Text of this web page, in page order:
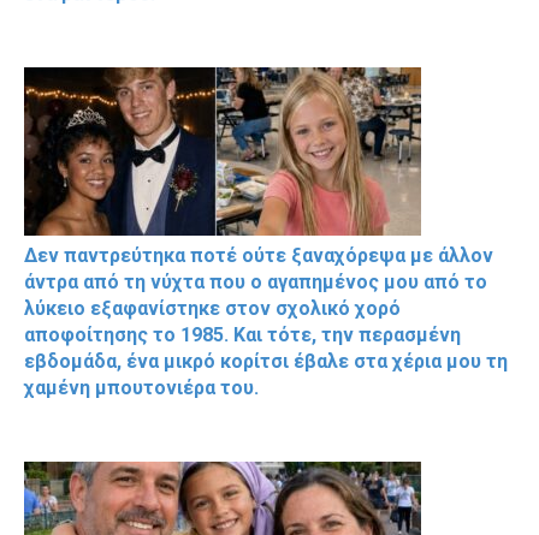
Δεν παντρεύτηκα ποτέ ούτε ξαναχόρεψα με άλλον
άντρα από τη νύχτα που ο αγαπημένος μου από το
λύκειο εξαφανίστηκε στον σχολικό χορό
αποφοίτησης το 1985. Και τότε, την περασμένη
εβδομάδα, ένα μικρό κορίτσι έβαλε στα χέρια μου τη
χαμένη μπουτονιέρα του.